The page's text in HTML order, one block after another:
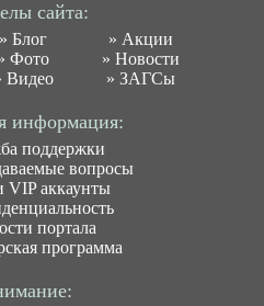
сайта:
»Блог
Фото
Видео
» Акции
» Новости
» ЗАГСы
информация:
поддержки
вопросы
VIP аккаунты
портала
программа